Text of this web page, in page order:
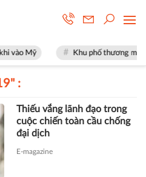
Mỹ Khu phố thương mại
" :
Thiếu vắng lãnh đạo trong
cuộc chiến toàn cầu chống
đại dịch
E-magazine